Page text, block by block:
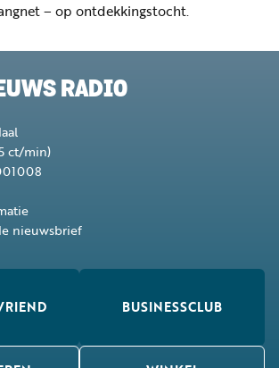
– op ontdekkingstocht.
RADIO
ct/min)
nieuwsbrief
BUSINESSCLUB